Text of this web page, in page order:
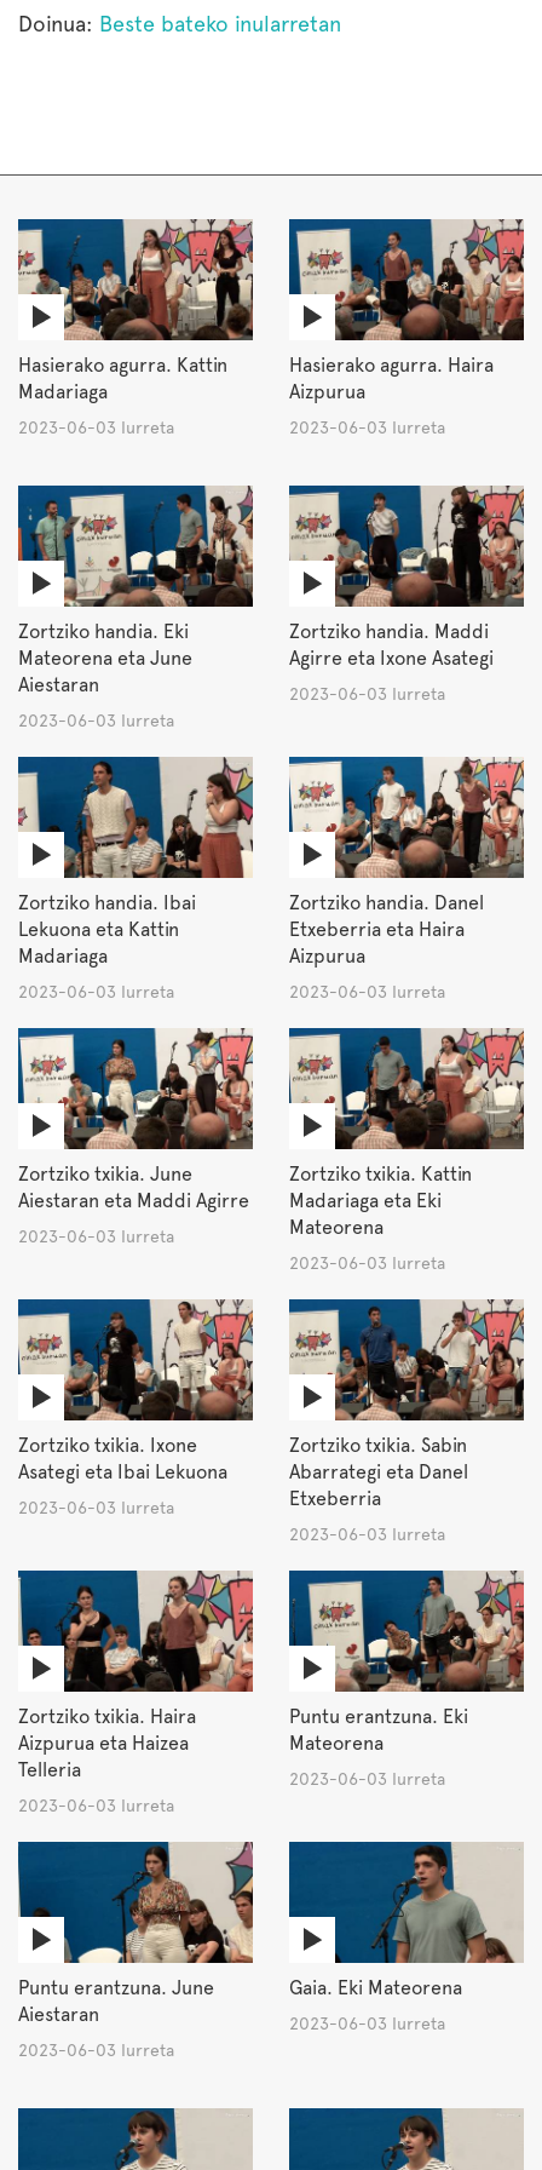
Doinua: Beste bateko inularretan
Hasierako agurra. Kattin
Madariaga
2023-06-03 Iurreta
Hasierako agurra. Haira
Aizpurua
2023-06-03 Iurreta
Zortziko handia. Eki
Mateorena eta June
Aiestaran
2023-06-03 Iurreta
Zortziko handia. Maddi
Agirre eta Ixone Asategi
2023-06-03 Iurreta
Zortziko handia. Ibai
Lekuona eta Kattin
Madariaga
2023-06-03 Iurreta
Zortziko handia. Danel
Etxeberria eta Haira
Aizpurua
2023-06-03 Iurreta
Zortziko txikia. June
Aiestaran eta Maddi Agirre
2023-06-03 Iurreta
Zortziko txikia. Kattin
Madariaga eta Eki
Mateorena
2023-06-03 Iurreta
Zortziko txikia. Ixone
Asategi eta Ibai Lekuona
2023-06-03 Iurreta
Zortziko txikia. Sabin
Abarrategi eta Danel
Etxeberria
2023-06-03 Iurreta
Zortziko txikia. Haira
Aizpurua eta Haizea
Telleria
2023-06-03 Iurreta
Puntu erantzuna. Eki
Mateorena
2023-06-03 Iurreta
Puntu erantzuna. June
Aiestaran
2023-06-03 Iurreta
Gaia. Eki Mateorena
2023-06-03 Iurreta